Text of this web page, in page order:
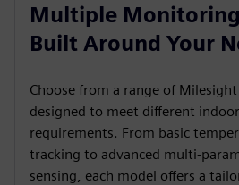
Multiple
Built Around Your
Choose from a range of Milesight
designed to meet different
requirements. From basic
tracking to advanced multi-
sensing, each model offers a